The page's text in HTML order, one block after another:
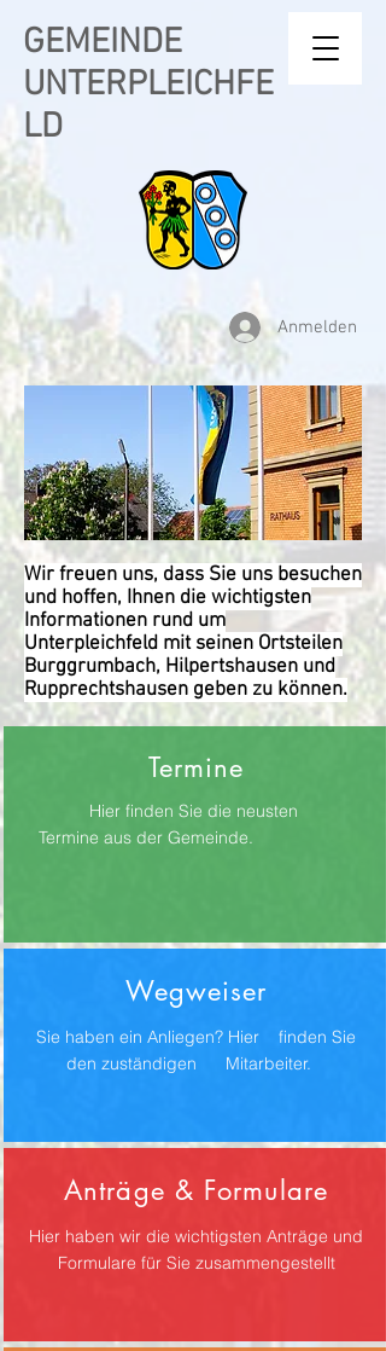
GEMEINDE
UNTERPLEICHFE
LD
Wir freuen uns, dass Sie uns besuchen
und hoffen, Ihnen die wichtigsten
Informationen rund um
Unterpleichfeld mit seinen Ortsteilen
Burggrumbach, Hilpertshausen und
Rupprechtshausen geben zu können.
Termine
Hier finden Sie die neusten
Termine aus der Gemeinde.
Wegweiser
Sie haben ein Anliegen? Hier finden Sie
den zuständigen Mitarbeiter.
Anträge & Formulare
Hier haben wir die wichtigsten Anträge und
Formulare für Sie zusammengestellt
Anmelden